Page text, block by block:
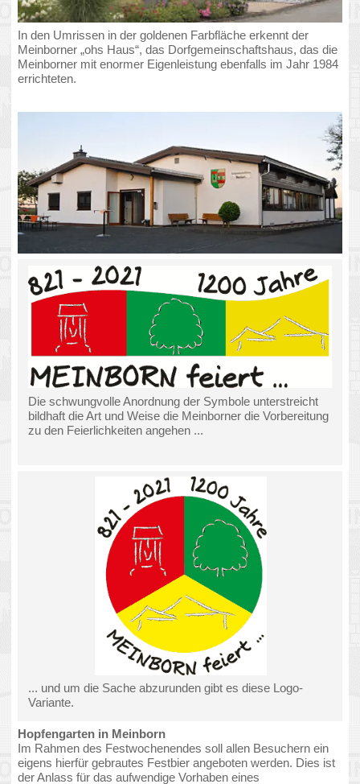
Hopfengarten in Meinborn
Im Rahmen des Festwochenendes soll allen Besuchern ein
eigens hierfür gebrautes Festbier angeboten werden. Dies ist
der Anlass für das aufwendige Vorhaben eines
Hopfengartens.
Der Arbeitskreis Hopfen, bestehend aus neun Mitgliedern
möchte allen Interessierten schon vor dem Jubiläum zeigen
Beteiligten sind zunächst ohne Fachwissen an dieses
Bodenbeschaffenheit, des Gerüstaufbaus, der
Hopfensortenauswahl und des Pflanzenschutzes. Durch
Unterstützung eines hiesigen Landwirtes, eines Hopfenbauers
aus der Eifel und mit der fachlichen Beratung für den
Anlagenbau aus Pfaffenhofen (Hallertau) sind wir zu dem
heutigen Ergebnis gekommen. Die Anlage umfasst eine
Größe von 36m x 12m, hat eine Höhe von 7m und wurde mit
150 Hopfenpflanzen der Sorte „Spalter-Select“ bestückt.
Hopfen (lat. Humulus lupulus) ist eine ausdauernde Pflanze,
südlichen Teilen von Deutschland angebaut
(Hallertau/Tettnang).
Das erste Jahr benötigt der Hopfen, um sich zu einer
kräftigen Pflanze zu entwickeln. Als Kletterhilfe werden daher
zunächst Pflanzstäbe verwendet. Erst ab dem zweiten Jahr
kommt das Gerüst zum Einsatz. Dann können die
Hopfenpflanzen an Aufleitdrähten nach oben wachsen. Bei
optimalen Bedingungen reift der Hopfen innerhalb von hundert
Tagen (Ende Mai bis Anfang September) und muss dann
daran muss die Gruppe noch arbeiten: Ernten der
Hopfenpflanzen, Rupfen und Trocknung der Hopfendolden.
Mit einem kleinen Fest, zu dem der Arbeitskreis Hopfen alle
weiteren Arbeitskreise eingeladen hatte, wurde der
Hopfengarten eingeweiht. Diese Einweihung vollzog sich als
„Angießen“, d.h. alle Anwesenden durften aus einem großen
Schon jetzt hat die Arbeitsgruppe erfahren, dass Hopfen zu
den anspruchsvollsten Anbaupflanzen in Europa gehört.
Hopfen bedarf einer ständigen Pflege. Ein altes Sprichwort
sagt deshalb „Hopfen will jeden Tag seinen Herrn sehen“.
Anlässlich des Jubiläums des Obst- und Gartenbauvereins
haben schon viele Besucher gestaunt. Die Fläche befindet
sich direkt hinter dem Dorfgemeinschaftshaus von Meinborn.
Ein Schild erklärt noch einmal das Wichtigste.